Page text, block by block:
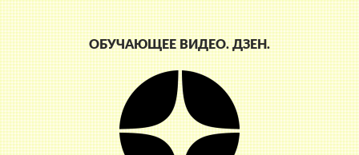
ОБУЧАЮЩЕЕ ВИДЕО. ДЗЕН.